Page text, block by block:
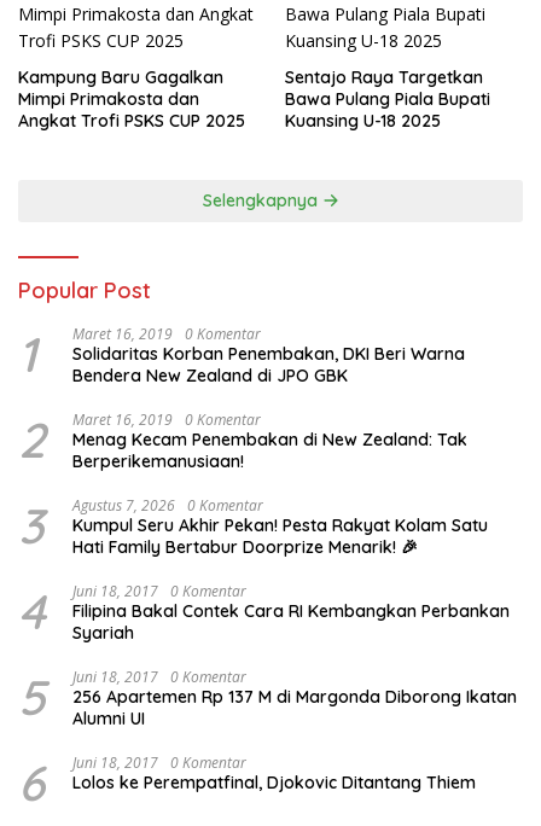
Kampung Baru Gagalkan
Mimpi Primakosta dan
Angkat Trofi PSKS CUP 2025
Sentajo Raya Targetkan
Bawa Pulang Piala Bupati
Kuansing U-18 2025
Selengkapnya
Popular Post
1 Maret 16, 2019 0 Komentar
Solidaritas Korban Penembakan, DKI Beri Warna
Bendera New Zealand di JPO GBK
2 Maret 16, 2019 0 Komentar
Menag Kecam Penembakan di New Zealand: Tak
Berperikemanusiaan!
3 Agustus 7, 2026 0 Komentar
Kumpul Seru Akhir Pekan! Pesta Rakyat Kolam Satu
Hati Family Bertabur Doorprize Menarik! 🎉
4 Juni 18, 2017 0 Komentar
Filipina Bakal Contek Cara RI Kembangkan Perbankan
Syariah
5 Juni 18, 2017 0 Komentar
256 Apartemen Rp 137 M di Margonda Diborong Ikatan
Alumni UI
6 Juni 18, 2017 0 Komentar
Lolos ke Perempatfinal, Djokovic Ditantang Thiem